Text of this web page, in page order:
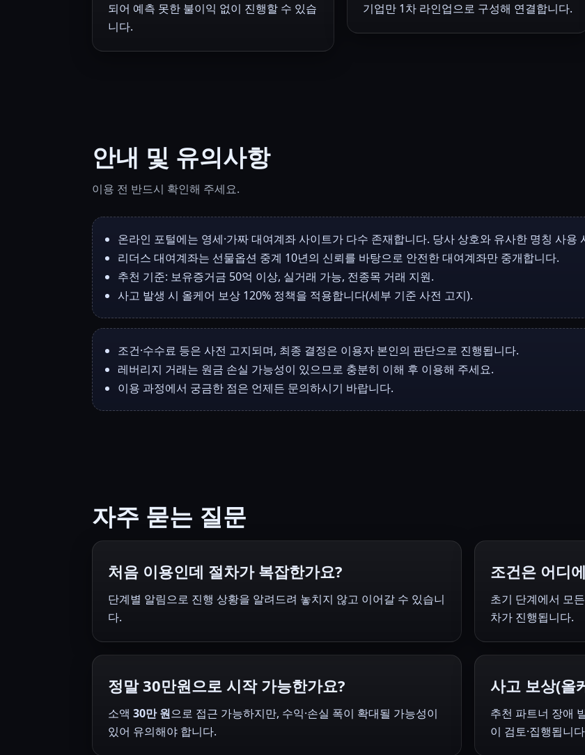
되어 예측 못한 불이익 없이 진행할 수 있습
니다.
기업만 1차 라인업으로 구성해 연결합니다.
안내 및 유의사항
이용 전 반드시 확인해 주세요.
온라인 포털에는 영세·가짜 대여계좌 사이트가 다수 존재합니다. 당사 상호와 유사한 명칭 사용
리더스 대여계좌는 선물옵션 중계 10년의 신뢰를 바탕으로 안전한 대여계좌만 중개합니다.
추천 기준: 보유증거금 50억 이상, 실거래 가능, 전종목 거래 지원.
사고 발생 시 올케어 보상 120% 정책을 적용합니다(세부 기준 사전 고지).
조건·수수료 등은 사전 고지되며, 최종 결정은 이용자 본인의 판단으로 진행됩니다.
레버리지 거래는 원금 손실 가능성이 있으므로 충분히 이해 후 이용해 주세요.
이용 과정에서 궁금한 점은 언제든 문의하시기 바랍니다.
자주 묻는 질문
처음 이용인데 절차가 복잡한가요?
단계별 알림으로 진행 상황을 알려드려 놓치지 않고 이어갈 수 있습니
다.
조건은 어디
초기 단계에서 모
차가 진행됩니다.
정말 30만원으로 시작 가능한가요?
소액 30만 원으로 접근 가능하지만, 수익·손실 폭이 확대될 가능성이
있어 유의해야 합니다.
사고 보상(올
추천 파트너 장애
이 검토·집행됩니